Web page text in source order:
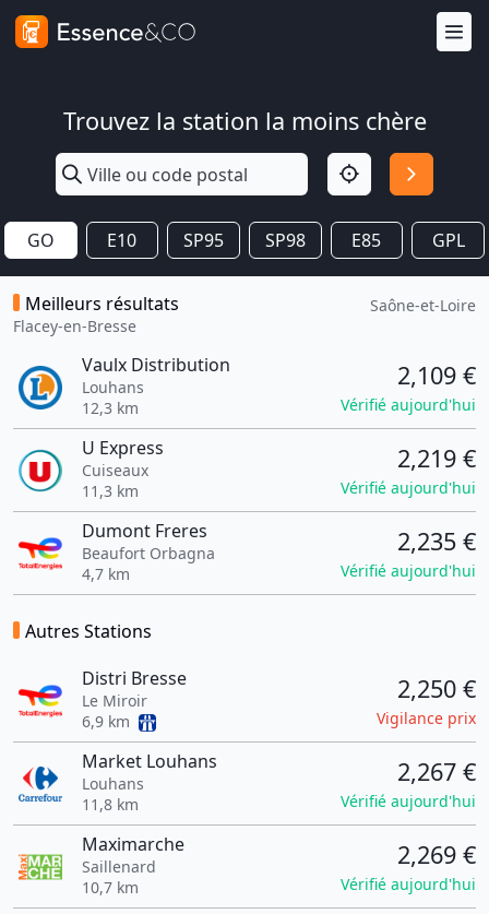
Trouvez la station la moins chère
GO E10 SP95 SP98 E85 GPL
Meilleurs résultats
Flacey-en-Bresse
Saône-et-Loire
Vaulx Distribution
Louhans
12,3 km
2,109 €
Vérifié aujourd'hui
U Express
Cuiseaux
11,3 km
2,219 €
Vérifié aujourd'hui
Dumont Freres
Beaufort Orbagna
4,7 km
2,235 €
Vérifié aujourd'hui
Autres Stations
Distri Bresse
Le Miroir
6,9 km
2,250 €
Vigilance prix
Market Louhans
Louhans
11,8 km
2,267 €
Vérifié aujourd'hui
Maximarche
Saillenard
10,7 km
2,269 €
Vérifié aujourd'hui